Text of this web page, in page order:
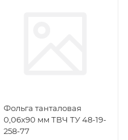
Фольга танталовая
0,06х90 мм ТВЧ ТУ 48-19-
258-77